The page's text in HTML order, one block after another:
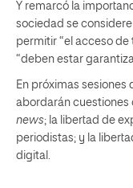
Y remarcó la
sociedad se
permitir “el acceso de
“deben estar
En próximas sesiones
abordarán cuestiones
news; la libertad de
periodistas; y la
digital.